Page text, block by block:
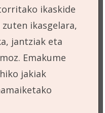
ikaskide
ikasgelara,
jantziak eta
Emakume
jakiak